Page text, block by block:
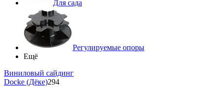
Для сада
Регулируемые опоры
Ещё
Виниловый сайдинг
Docke (Дёке)294